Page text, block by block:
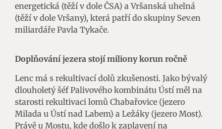
energetická (těží v dole ČSA) a Vršanská uhelná
(těží v dole Vršany), která patří do skupiny Sev.en
miliardáře Pavla Tykače.
Doplňování jezera stojí miliony korun ročně
Lenc má s rekultivací dolů zkušenosti. Jako bývalý
dlouholetý šéf Palivového kombinátu Ústí měl na
starosti rekultivaci lomů Chabařovice (jezero
Milada u Ústí nad Labem) a Ležáky (jezero Most).
Právě u Mostu, kde došlo k zaplavení na